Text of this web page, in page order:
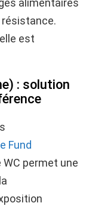
alimentaires
résistance.
est
: solution
Fund
WC permet une